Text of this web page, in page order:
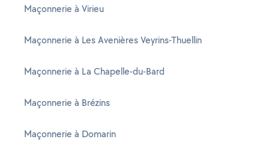
Maçonnerie à Virieu
Maçonnerie à Les Avenières Veyrins-Thuellin
Maçonnerie à La Chapelle-du-Bard
Maçonnerie à Brézins
Maçonnerie à Domarin